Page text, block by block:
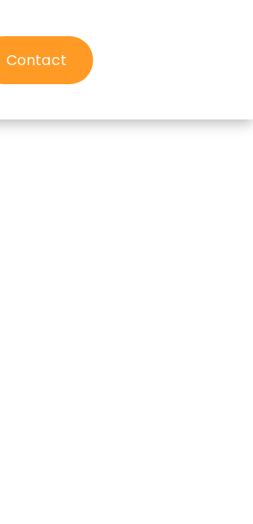
Contact